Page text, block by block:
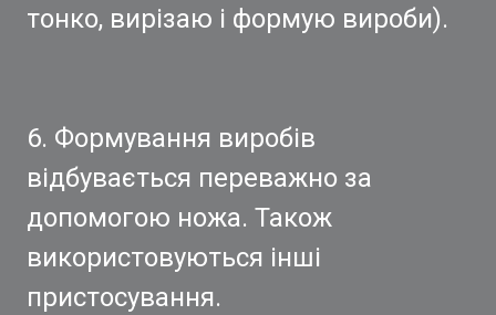
тонко, вирізаю і формую вироби).
6. Формування виробів
відбувається переважно за
допомогою ножа. Також
використовуються інші
пристосування.